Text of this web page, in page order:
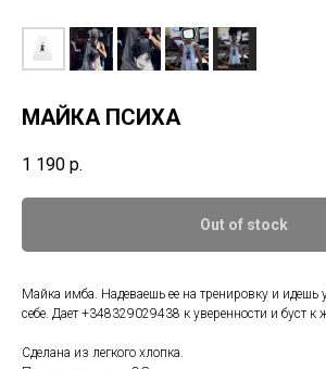
МАЙКА ПСИХА
1 190 р.
Out of stock
Майка имба. Надеваешь ее на тренировку и идешь
себе. Дает +348329029438 к уверенности и буст к
Сделана из легкого хлопка.